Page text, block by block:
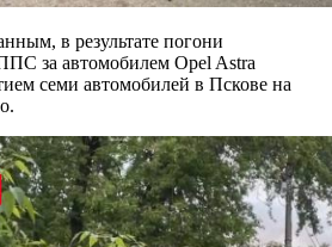
в результате погони
за автомобилем Opel Astra
семи автомобилей в Пскове на